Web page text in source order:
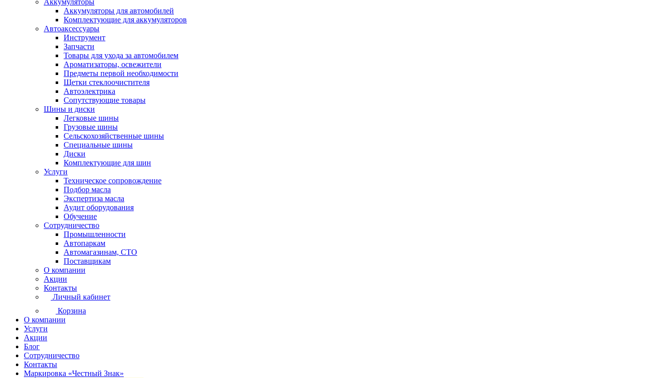
Аккумуляторы
Аккумуляторы для автомобилей
Комплектующие для аккумуляторов
Автоаксессуары
Инструмент
Запчасти
Товары для ухода за автомобилем
Ароматизаторы, освежители
Предметы первой необходимости
Щетки стеклоочистителя
Автоэлектрика
Сопутствующие товары
Шины и диски
Легковые шины
Грузовые шины
Сельскохозяйственные шины
Специальные шины
Диски
Комплектующие для шин
Услуги
Техническое сопровождение
Подбор масла
Экспертиза масла
Аудит оборудования
Обучение
Сотрудничество
Промышленности
Автопаркам
Автомагазинам, СТО
Поставщикам
О компании
Акции
Контакты
Личный кабинет
Корзина
О компании
Услуги
Акции
Блог
Сотрудничество
Контакты
Маркировка «Честный Знак»